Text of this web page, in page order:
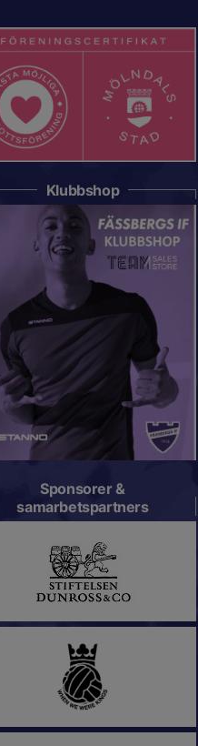
Klubbshop
Sponsorer &
samarbetspartners